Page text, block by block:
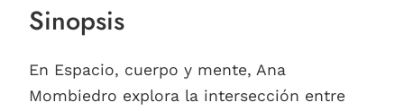
Sinopsis
En Espacio, cuerpo y mente, Ana
Mombiedro explora la intersección entre